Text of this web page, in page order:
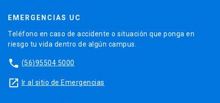
EMERGENCIAS UC
Teléfono en caso de accidente o situación que ponga en
riesgo tu vida dentro de algún campus.
phone (56)95504 5000
launch Ir al sitio de Emergencias